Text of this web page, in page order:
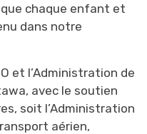
que chaque enfant et
dans notre
et l’Administration de
avec le soutien
soit l’Administration
aérien,